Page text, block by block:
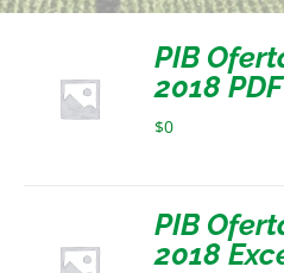
PIB
2018 PDF
$0
PIB
2018